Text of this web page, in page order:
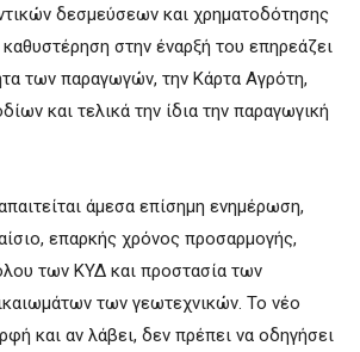
δεσμεύσεων και χρηματοδότησης
στην έναρξή του επηρεάζει
των παραγωγών, την Κάρτα Αγρότη,
και τελικά την ίδια την παραγωγική
άμεσα επίσημη ενημέρωση,
επαρκής χρόνος προσαρμογής,
των ΚΥΔ και προστασία των
των γεωτεχνικών. Το νέο
και αν λάβει, δεν πρέπει να οδηγήσει